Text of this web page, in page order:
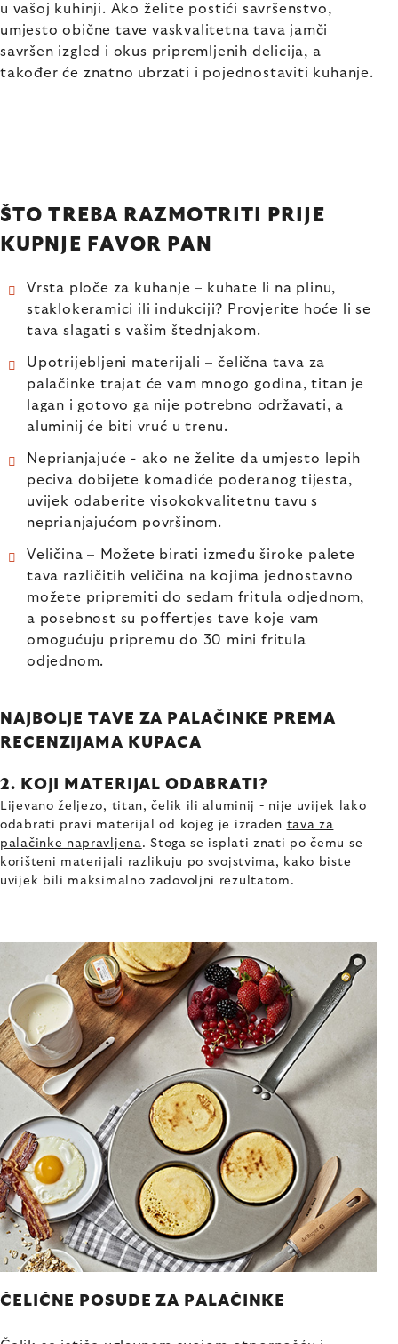
u vašoj kuhinji. Ako želite postići savršenstvo,
umjesto obične tave vaskvalitetna tava jamči
savršen izgled i okus pripremljenih delicija, a
također će znatno ubrzati i pojednostaviti kuhanje.
ŠTO TREBA RAZMOTRITI PRIJE
KUPNJE FAVOR PAN
Vrsta ploče za kuhanje – kuhate li na plinu,
staklokeramici ili indukciji? Provjerite hoće li se
tava slagati s vašim štednjakom.
Upotrijebljeni materijali –⁠ čelična tava za
palačinke trajat će vam mnogo godina, titan je
lagan i gotovo ga nije potrebno održavati, a
aluminij će biti vruć u trenu.
Neprianjajuće -⁠ ako ne želite da umjesto lepih
peciva dobijete komadiće poderanog tijesta,
uvijek odaberite visokokvalitetnu tavu s
neprianjajućom površinom.
Veličina –⁠ Možete birati između široke palete
tava različitih veličina na kojima jednostavno
možete pripremiti do sedam fritula odjednom,
a posebnost su poffertjes tave koje vam
omogućuju pripremu do 30 mini fritula
odjednom.
NAJBOLJE TAVE ZA PALAČINKE PREMA
RECENZIJAMA KUPACA
2. KOJI MATERIJAL ODABRATI?
Lijevano željezo, titan, čelik ili aluminij - nije uvijek lako
odabrati pravi materijal od kojeg je izrađen tava za
palačinke napravljena. Stoga se isplati znati po čemu se
korišteni materijali razlikuju po svojstvima, kako biste
uvijek bili maksimalno zadovoljni rezultatom.
ČELIČNE POSUDE ZA PALAČINKE